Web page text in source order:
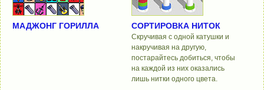
МАДЖОНГ ГОРИЛЛА СОРТИРОВКА НИТОК
Скручивая с одной катушки и
накручивая на другую,
постарайтесь добиться, чтобы
на каждой из них оказались
лишь нитки одного цвета.